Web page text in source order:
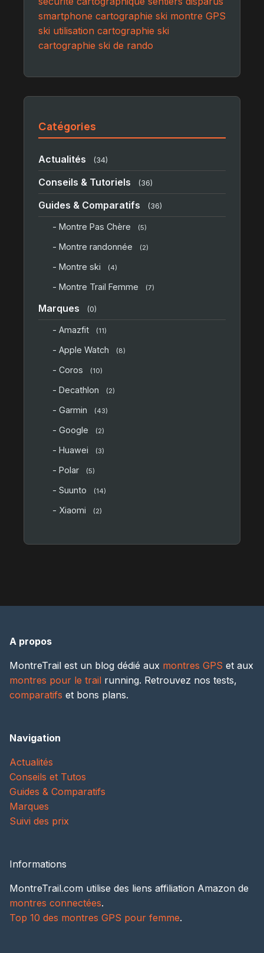
smartphone cartographie ski montre GPS
ski utilisation cartographie ski
cartographie ski de rando
Catégories
Actualités (34)
Conseils & Tutoriels (36)
Guides & Comparatifs (36)
- Montre Pas Chère (5)
- Montre randonnée (2)
- Montre ski (4)
- Montre Trail Femme (7)
Marques (0)
- Amazfit (11)
- Apple Watch (8)
- Coros (10)
- Decathlon (2)
- Garmin (43)
- Google (2)
- Huawei (3)
- Polar (5)
- Suunto (14)
- Xiaomi (2)
A propos
MontreTrail est un blog dédié aux montres GPS et aux
montres pour le trail running. Retrouvez nos tests,
comparatifs et bons plans.
Navigation
Actualités
Conseils et Tutos
Guides & Comparatifs
Marques
Suivi des prix
Informations
MontreTrail.com utilise des liens affiliation Amazon de
montres connectées.
Top 10 des montres GPS pour femme.